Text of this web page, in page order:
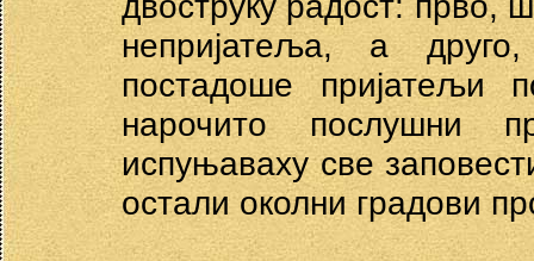
непријатеља, а
постадоше
нарочито послушни
испуњаваху све
остали околни градови